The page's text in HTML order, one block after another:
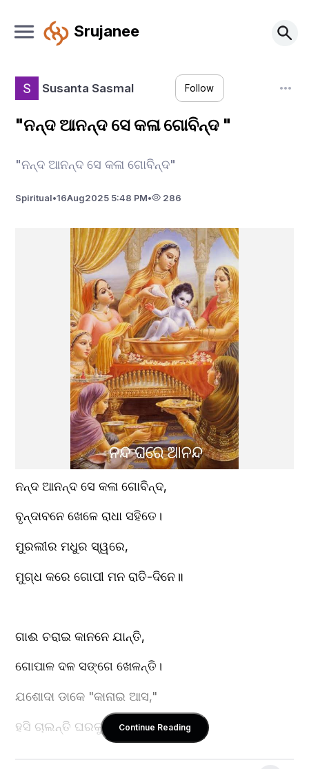
Srujanee
Susanta Sasmal Follow
"ନନ୍ଦ ଆନନ୍ଦ ସେ କଳା ଗୋବିନ୍ଦ "
"ନନ୍ଦ ଆନନ୍ଦ ସେ କଳା ଗୋବିନ୍ଦ"
Spiritual•16Aug2025 5:48 PM• 286
ନନ୍ଦ ଆନନ୍ଦ ସେ କଳା ଗୋବିନ୍ଦ,
ବୃନ୍ଦାବନେ ଖେଳେ ରାଧା ସହିତେ।
ମୁରଲୀର ମଧୁର ସ୍ୱରେ,
ମୁଗ୍ଧ କରେ ଗୋପୀ ମନ ରାତି-ଦିନେ॥
ଗାଈ ଚରାଇ କାନନେ ଯାନ୍ତି,
ଗୋପାଳ ଦଳ ସଙ୍ଗେ ଖେଳନ୍ତି।
ଯଶୋଦା ଡାକେ "କାନାଇ ଆସ,"
ହସି ଚାଲନ୍ତି ଘରକୁ ମାତା ପାଶ॥
Continue Reading